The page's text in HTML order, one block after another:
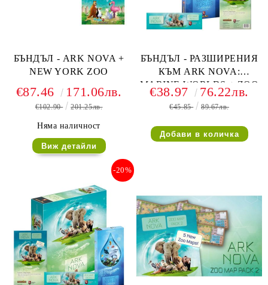
БЪНДЪЛ - ARK NOVA +
NEW YORK ZOO
€87.46 171.06лв.
€102.90 201.25лв.
Няма наличност
Виж детайли
БЪНДЪЛ - РАЗШИРЕНИЯ
КЪМ ARK NOVA:
MARINE WORLDS + ZOO
MAP PACKS 1 + 2
€38.97 76.22лв.
€45.85 89.67лв.
-20%